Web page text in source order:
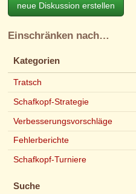
neue Diskussion erstellen
Einschränken nach…
Kategorien
Tratsch
Schafkopf-Strategie
Verbesserungsvorschläge
Fehlerberichte
Schafkopf-Turniere
Suche